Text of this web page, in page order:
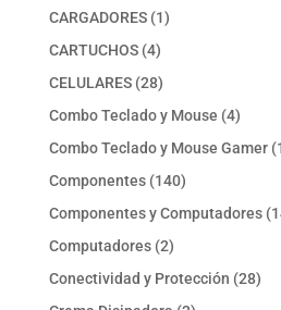
CARGADORES 11
CARTUCHOS 44
productos
CELULARES 2828
productos
Combo Teclado y Mouse 44
Combo Teclado y Mouse Gamer
Componentes 140140
productos
Componentes y Computadores
Computadores 22
productos
Conectividad y Protección 2828